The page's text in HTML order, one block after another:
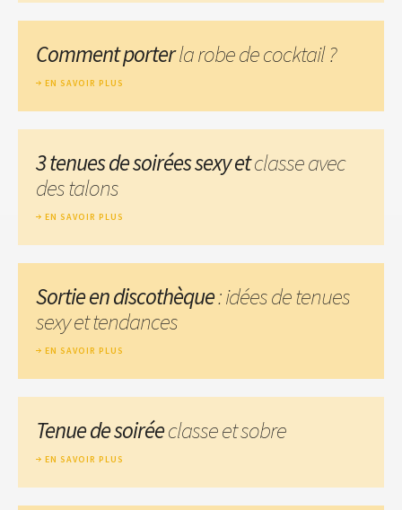
Comment porterla robe de cocktail ?
EN SAVOIR PLUS
3 tenues de soirées sexy etclasse avec
des talons
EN SAVOIR PLUS
Sortie en discothèque: idées de tenues
sexy et tendances
EN SAVOIR PLUS
Tenue de soiréeclasse et sobre
EN SAVOIR PLUS